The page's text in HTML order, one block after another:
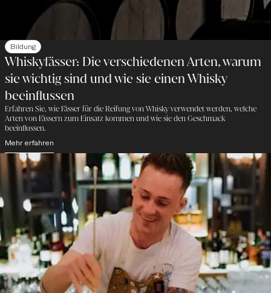
Bildung
Whiskyfässer: Die verschiedenen Arten, warum
sie wichtig sind und wie sie einen Whisky
beeinflussen
Erfahren Sie, wie Fässer für die Reifung von Whisky verwendet werden, welche
Arten von Fässern zum Einsatz kommen und wie sie den Geschmack
beeinflussen.
Mehr erfahren